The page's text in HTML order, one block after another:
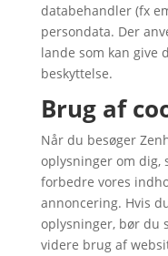
databehandler (fx
persondata. Der
lande som kan give
beskyttelse.
Brug af
Når du besøger
oplysninger om dig,
forbedre vores
annoncering. Hvis
oplysninger, bør du
videre brug af